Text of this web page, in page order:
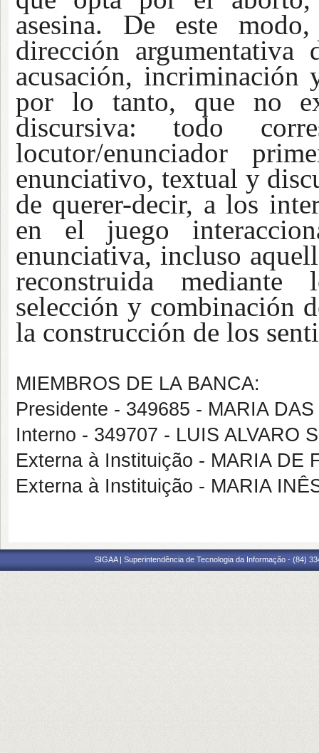
asesina. De este
dirección
acusación, incriminación
por lo tanto, que no
discursiva: todo
locutor/enunciador
enunciativo, textual y
de querer-decir, a los
en el juego
enunciativa, incluso
reconstruida mediante
selección y combinación
la construcción de los
MIEMBROS DE LA BANCA:
Presidente - 349685 - MARIA
Interno - 349707 - LUIS ALVARO
Externa à Instituição - MARIA DE
Externa à Instituição - MARIA
SIGAA | Superintendência de Tecnologia da Informação - (84)